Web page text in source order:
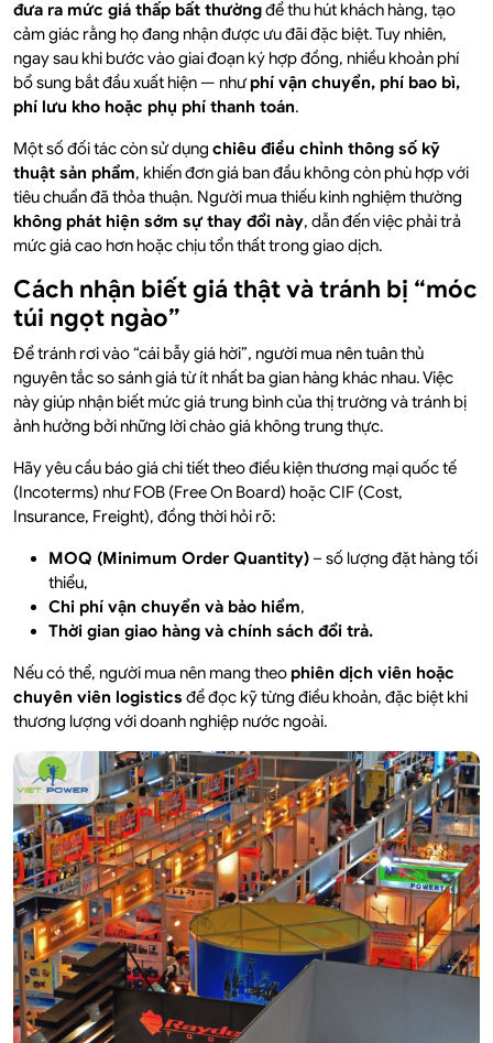
đưa ra mức giá thấp bất thườngđể thu hút khách hàng, tạo
cảm giác rằng họ đang nhận được ưu đãi đặc biệt. Tuy nhiên,
ngay sau khi bước vào giai đoạn ký hợp đồng, nhiều khoản phí
bổ sung bắt đầu xuất hiện — nhưphí vận chuyển, phí bao bì,
phí lưu kho hoặc phụ phí thanh toán.
Một số đối tác còn sử dụng chiêu điều chỉnh thông số kỹ
thuật sản phẩm, khiến đơn giá ban đầu không còn phù hợp với
tiêu chuẩn đã thỏa thuận. Người mua thiếu kinh nghiệm thường
không phát hiện sớm sự thay đổi này, dẫn đến việc phải trả
mức giá cao hơn hoặc chịu tổn thất trong giao dịch.
Cách nhận biết giá thật và tránh bị “móc
túi ngọt ngào”
Để tránh rơi vào “cái bẫy giá hời”, người mua nên tuân thủ
nguyên tắc so sánh giá từ ít nhất ba gian hàng khác nhau. Việc
này giúp nhận biết mức giá trung bình của thị trường và tránh bị
ảnh hưởng bởi những lời chào giá không trung thực.
Hãy yêu cầu báo giá chi tiết theo điều kiện thương mại quốc tế
(Incoterms) như FOB (Free On Board) hoặc CIF (Cost,
Insurance, Freight), đồng thời hỏi rõ:
MOQ (Minimum Order Quantity) – số lượng đặt hàng tối
thiểu,
Chi phí vận chuyển và bảo hiểm,
Thời gian giao hàng và chính sách đổi trả.
Nếu có thể, người mua nên mang theophiên dịch viên hoặc
chuyên viên logistics để đọc kỹ từng điều khoản, đặc biệt khi
thương lượng với doanh nghiệp nước ngoài.